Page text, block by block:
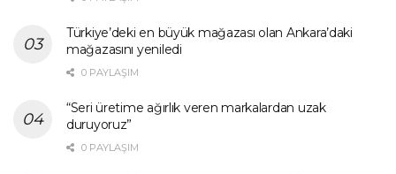
Türkiye’deki en büyük mağazası olan Ankara’daki
mağazasını yeniledi
0 PAYLAŞIM
“Seri üretime ağırlık veren markalardan uzak
duruyoruz”
0 PAYLAŞIM